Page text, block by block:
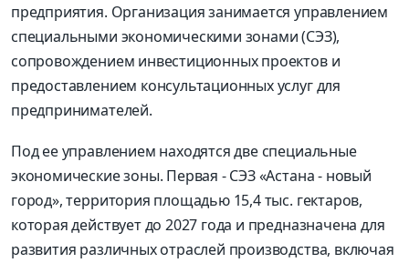
предприятия. Организация занимается управлением
специальными экономическими зонами (СЭЗ),
сопровождением инвестиционных проектов и
предоставлением консультационных услуг для
предпринимателей.
Под ее управлением находятся две специальные
экономические зоны. Первая - СЭЗ «Астана - новый
город», территория площадью 15,4 тыс. гектаров,
которая действует до 2027 года и предназначена для
развития различных отраслей производства, включая